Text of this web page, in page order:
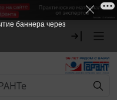
баннера через